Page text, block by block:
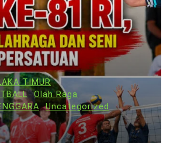
TIMUR
Olah Raga
Uncategorized